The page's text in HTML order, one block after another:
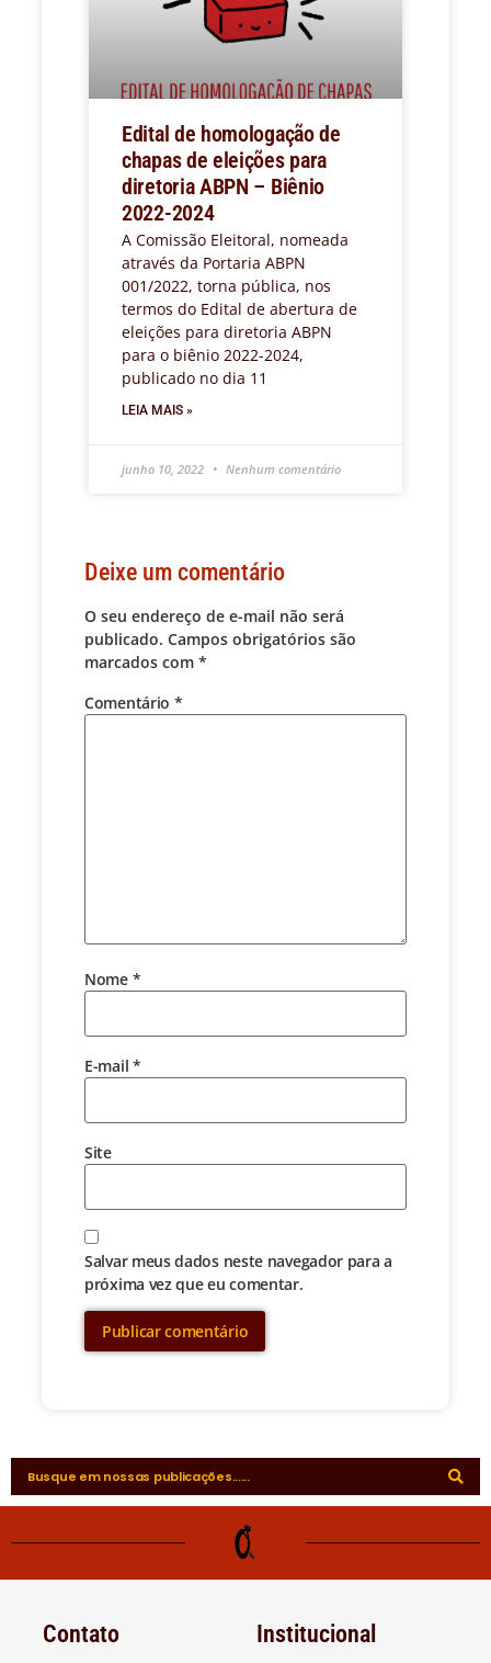
Edital de homologação de
chapas de eleições para
diretoria ABPN – Biênio
2022-2024
A Comissão Eleitoral, nomeada
através da Portaria ABPN
001/2022, torna pública, nos
termos do Edital de abertura de
eleições para diretoria ABPN
para o biênio 2022-2024,
publicado no dia 11
LEIA MAIS »
junho 10, 2022 Nenhum comentário
Deixe um comentário
O seu endereço de e-mail não será
publicado. Campos obrigatórios são
marcados com *
Comentário *
Nome *
E-mail *
Site
Salvar meus dados neste navegador para a
próxima vez que eu comentar.
Contato Institucional